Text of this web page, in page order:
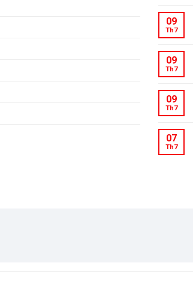
09
Th7
09
Th7
09
Th7
07
Th7